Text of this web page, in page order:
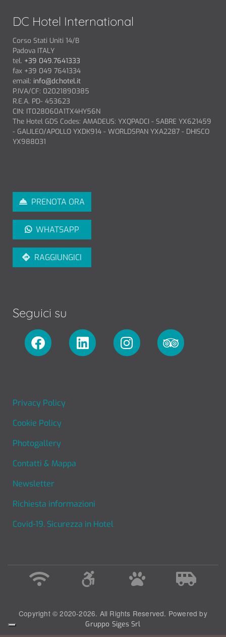
DC Hotel International
Corso Stati Uniti 14/B
Padova ITALY
tel. +39 049.7641333
fax +39 049 7641334
email: info@dchotel.it
P.IVA/CF: 02021890385
R.E.A. PD- 453623
CIN: IT028060A1TX4HY56N
The Hotel GDS Codes: AMADEUS: YXQPADCI - SABRE YX621459
- GALILEO/APOLLO YXDK914 - WORLDSPAN YXA2287 - DHISCO
YX988031
PRENOTA ORA
WHATSAPP
RAGGIUNGICI
Seguici su
Privacy Policy
Cookie Policy
Photogallery
Contatti & Mappa
Newsletter
Richiesta informazioni
Covid-19. Sicurezza in Hotel
Copyright © 2020-2026. All Rights Reserved. Powered by
Gruppo Siges Srl